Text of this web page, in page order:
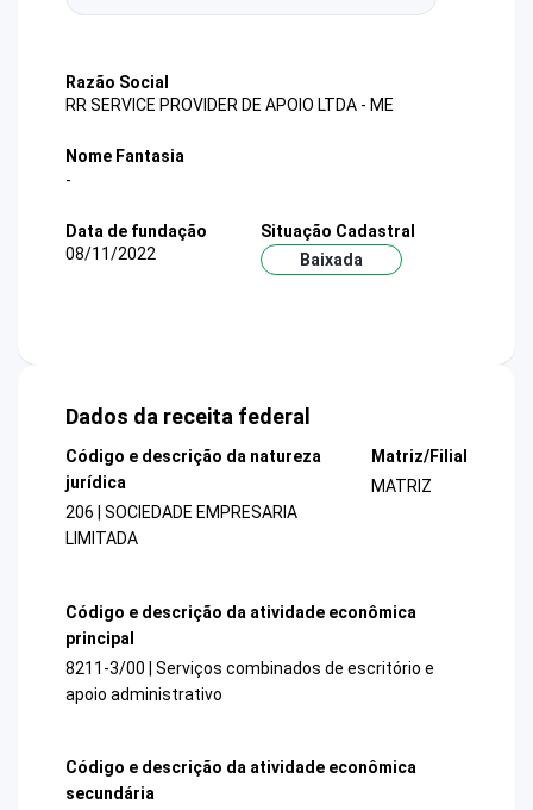
Razão Social
RR SERVICE PROVIDER DE APOIO LTDA - ME
Nome Fantasia
-
Data de fundação
08/11/2022
Situação Cadastral
Baixada
Dados da receita federal
Código e descrição da natureza
jurídica
206 | SOCIEDADE EMPRESARIA
LIMITADA
Matriz/Filial
MATRIZ
Código e descrição da atividade econômica
principal
8211-3/00 | Serviços combinados de escritório e
apoio administrativo
Código e descrição da atividade econômica
secundária